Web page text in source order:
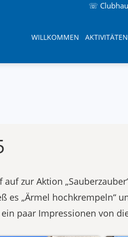
☏
WILLKOMMEN AKTIVITÄTEN
zur Aktion
es „Ärmel hochkrempeln“
paar Impressionen von